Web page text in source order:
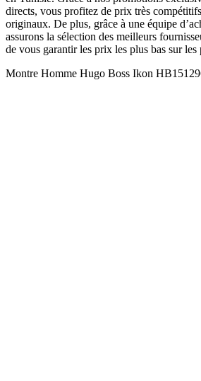
directs, vous profitez de prix très
originaux. De plus, grâce à une équipe
assurons la sélection des meilleurs
de vous garantir les prix les plus bas sur les
Montre Homme Hugo Boss Ikon